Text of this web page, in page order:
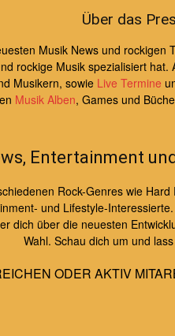
Über das
Musik News und
rockige Musik spezialisiert
Musikern, sowie Live Termine
Musik Alben, Games und
Entertainment
Rock-Genres wie
und Lifestyle-
dich über die neuesten
Wahl. Schau dich um und
ODER AKTIV